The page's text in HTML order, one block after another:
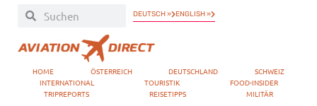
DEUTSCH » ENGLISH »
HOME ÖSTERREICH DEUTSCHLAND
SCHWEIZ
INTERNATIONAL
TOURISTIK
FOOD-INSIDER
TRIPREPORTS
REISETIPPS MILITÄR